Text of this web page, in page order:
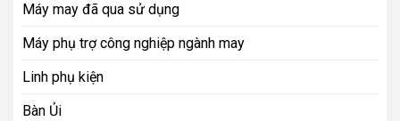
Máy may đã qua sử dụng
Máy phụ trợ công nghiệp ngành may
Linh phụ kiện
Bàn Ủi